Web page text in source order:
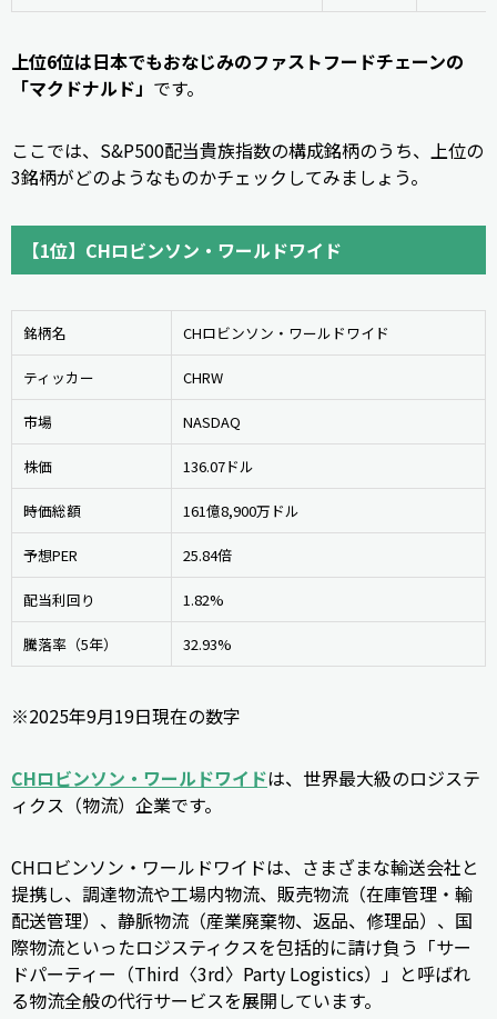
上位6位は日本でもおなじみのファストフードチェーンの
「マクドナルド」 です。
ここでは、S&P500配当貴族指数の構成銘柄のうち、上位の
3銘柄がどのようなものかチェックしてみましょう。
【1位】CHロビンソン・ワールドワイド
銘柄名 CHロビンソン・ワールドワイド
ティッカー CHRW
市場 NASDAQ
株価 136.07ドル
時価総額 161億8,900万ドル
予想PER 25.84倍
配当利回り 1.82%
騰落率（5年） 32.93%
※2025年9月19日現在の数字
CHロビンソン・ワールドワイドは、世界最大級のロジステ
ィクス（物流）企業です。
CHロビンソン・ワールドワイドは、さまざまな輸送会社と
提携し、調達物流や工場内物流、販売物流（在庫管理・輸
配送管理）、静脈物流（産業廃棄物、返品、修理品）、国
際物流といったロジスティクスを包括的に請け負う「サー
ドパーティー（Third〈3rd〉Party Logistics）」と呼ばれ
る物流全般の代行サービスを展開しています。